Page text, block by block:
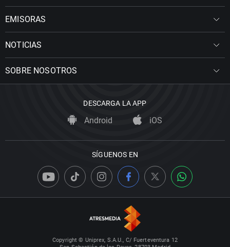
EMISORAS
NOTICIAS
SOBRE NOSOTROS
DESCARGA LA APP
Android iOS
SÍGUENOS EN
Copyright © Uniprex, S.A.U., C/ Fuerteventura 12